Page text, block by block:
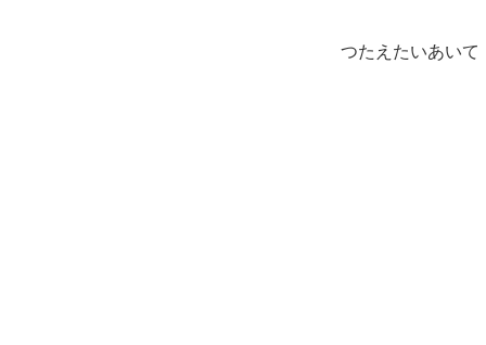
つたえたいあいて